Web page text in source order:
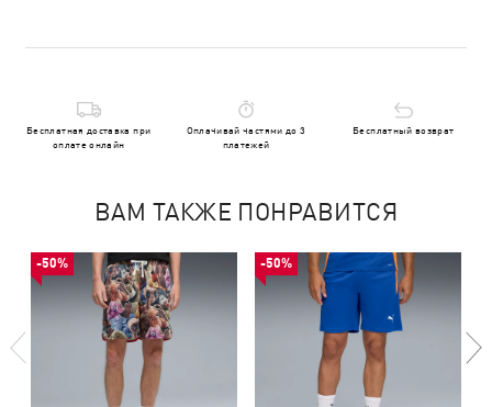
Бесплатная доставка при
оплате онлайн
Оплачивай частями до 3
платежей
Бесплатный возврат
ВАМ ТАКЖЕ ПОНРАВИТСЯ
-50% -50%